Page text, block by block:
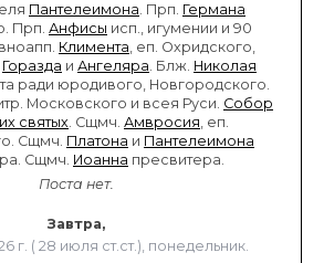
Пантелеимона. Прп. Германа
Прп. Анфисы исп., игумении и 90
Климента, еп. Охридского,
Горазда и Ангеляра. Блж. Николая
ради юродивого, Новгородского.
Московского и всея Руси. Собор
святых. Сщмч. Амвросия, еп.
Сщмч. Платона и Пантелеимона
Сщмч. Иоанна пресвитера.
Поста нет.
Завтра,
г. ( 28 июля ст.ст.), понедельник.